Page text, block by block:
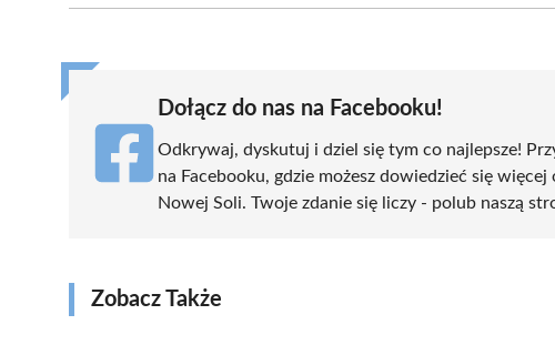
(Twitter)
Dołącz do nas na Facebooku!
Odkrywaj, dyskutuj i dziel się tym co najlepsze!
na Facebooku, gdzie możesz dowiedzieć się
Nowej Soli. Twoje zdanie się liczy - polub naszą
Zobacz Także